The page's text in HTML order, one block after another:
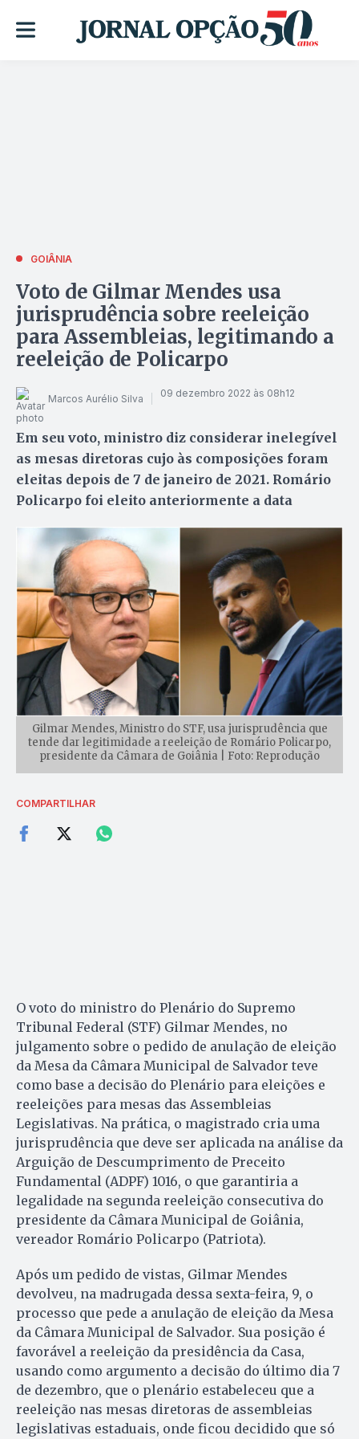
GOIÂNIA
Voto de Gilmar Mendes usa
jurisprudência sobre reeleição
para Assembleias, legitimando a
reeleição de Policarpo
Marcos Aurélio Silva 09 dezembro 2022 às 08h12
Em seu voto, ministro diz considerar inelegível
as mesas diretoras cujo às composições foram
eleitas depois de 7 de janeiro de 2021. Romário
Policarpo foi eleito anteriormente a data
Gilmar Mendes, Ministro do STF, usa jurisprudência que
tende dar legitimidade a reeleição de Romário Policarpo,
presidente da Câmara de Goiânia | Foto: Reprodução
COMPARTILHAR
O voto do ministro do Plenário do Supremo
Tribunal Federal (STF) Gilmar Mendes, no
julgamento sobre o pedido de anulação de eleição
da Mesa da Câmara Municipal de Salvador teve
como base a decisão do Plenário para eleições e
reeleições para mesas das Assembleias
Legislativas. Na prática, o magistrado cria uma
jurisprudência que deve ser aplicada na análise da
Arguição de Descumprimento de Preceito
Fundamental (ADPF) 1016, o que garantiria a
legalidade na segunda reeleição consecutiva do
presidente da Câmara Municipal de Goiânia,
vereador Romário Policarpo (Patriota).
Após um pedido de vistas, Gilmar Mendes
devolveu, na madrugada dessa sexta-feira, 9, o
processo que pede a anulação de eleição da Mesa
da Câmara Municipal de Salvador. Sua posição é
favorável a reeleição da presidência da Casa,
usando como argumento a decisão do último dia 7
de dezembro, que o plenário estabeleceu que a
reeleição nas mesas diretoras de assembleias
legislativas estaduais, onde ficou decidido que só